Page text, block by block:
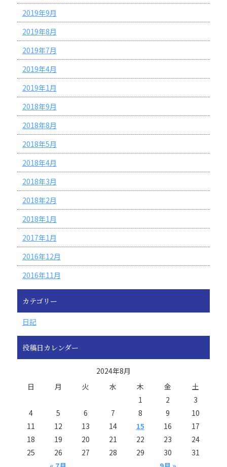
2019年9月
2019年8月
2019年7月
2019年4月
2019年1月
2018年9月
2018年8月
2018年5月
2018年4月
2018年3月
2018年2月
2018年1月
2017年1月
2016年12月
2016年11月
カテゴリー
日記
投稿日カレンダー
2024年8月
日
月 火 水 木 金 土
1 2
3
4
5 6 7 8 9
10
11
12 13 14 15 16
17
18
19 20 21 22 23
24
25
26 27 28 29 30 31